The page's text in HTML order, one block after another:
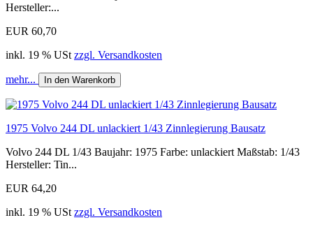
Hersteller:...
EUR 60,70
inkl. 19 % USt zzgl. Versandkosten
mehr... In den Warenkorb
1975 Volvo 244 DL unlackiert 1/43 Zinnlegierung Bausatz
Volvo 244 DL 1/43 Baujahr: 1975 Farbe: unlackiert Maßstab: 1/43
Hersteller: Tin...
EUR 64,20
inkl. 19 % USt zzgl. Versandkosten